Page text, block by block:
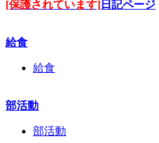
[保護されています] 日記ページ
給食
給食
部活動
部活動